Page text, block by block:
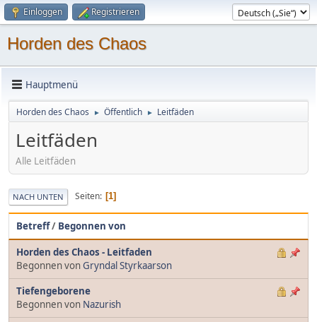
Einloggen Registrieren
Horden des Chaos
Hauptmenü
Horden des Chaos ► Öffentlich ► Leitfäden
Leitfäden
Alle Leitfäden
NACH UNTEN Seiten 1
Betreff/ Begonnen von
Horden des Chaos - Leitfaden
Begonnen vonGryndal Styrkaarson
Tiefengeborene
Begonnen von Nazurish